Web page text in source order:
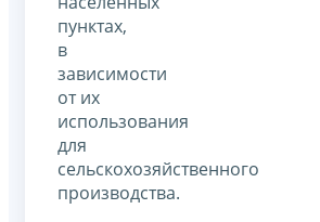
пунктах,
в
зависимости
от их
использования
для
сельскохозяйственного
производства.